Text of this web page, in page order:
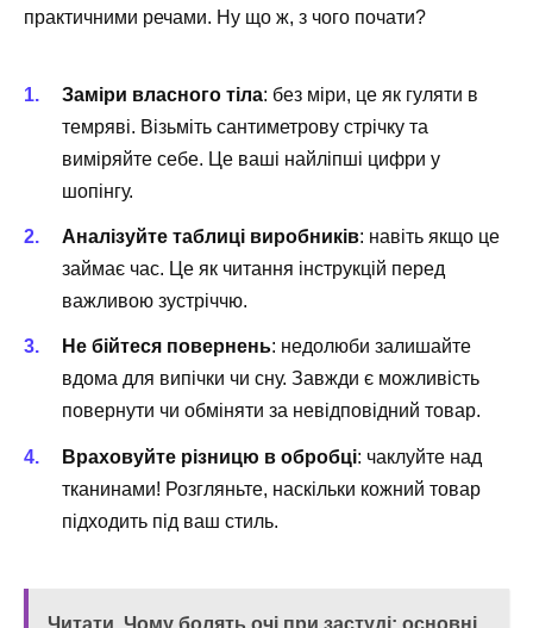
практичними речами. Ну що ж, з чого почати?
Заміри власного тіла: без міри, це як гуляти в
темряві. Візьміть сантиметрову стрічку та
виміряйте себе. Це ваші найліпші цифри у
шопінгу.
Аналізуйте таблиці виробників: навіть якщо це
займає час. Це як читання інструкцій перед
важливою зустріччю.
Не бійтеся повернень: недолюби залишайте
вдома для випічки чи сну. Завжди є можливість
повернути чи обміняти за невідповідний товар.
Враховуйте різницю в обробці: чаклуйте над
тканинами! Розгляньте, наскільки кожний товар
підходить під ваш стиль.
Читати Чому болять очі при застуді: основні